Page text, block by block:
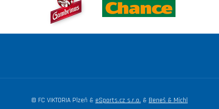
© FC VIKTORIA Plzeň & eSports.cz s.r.o. & Beneš & Michl